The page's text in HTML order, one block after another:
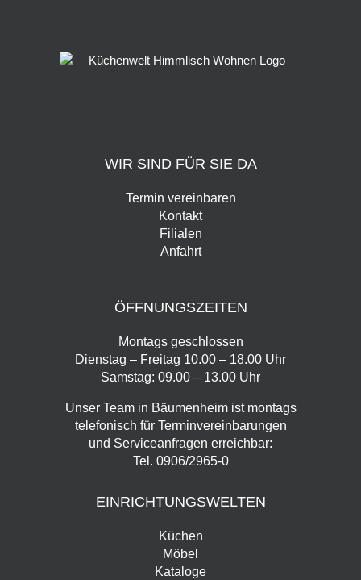
WIR SIND FÜR SIE DA
Termin vereinbaren
Kontakt
Filialen
Anfahrt
ÖFFNUNGSZEITEN
Montags geschlossen
Dienstag – Freitag 10.00 – 18.00 Uhr
Samstag: 09.00 – 13.00 Uhr
Unser Team in Bäumenheim ist montags
telefonisch für Terminvereinbarungen
und Serviceanfragen erreichbar:
Tel. 0906/2965-0
EINRICHTUNGSWELTEN
Küchen
Möbel
Kataloge